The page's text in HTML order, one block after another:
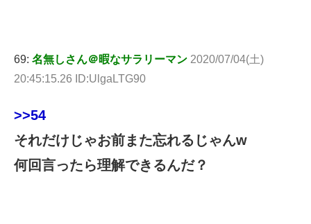
69: 名無しさん＠暇なサラリーマン 2020/07/04(土)
20:45:15.26 ID:UlgaLTG90
>>54
それだけじゃお前また忘れるじゃんw
何回言ったら理解できるんだ？